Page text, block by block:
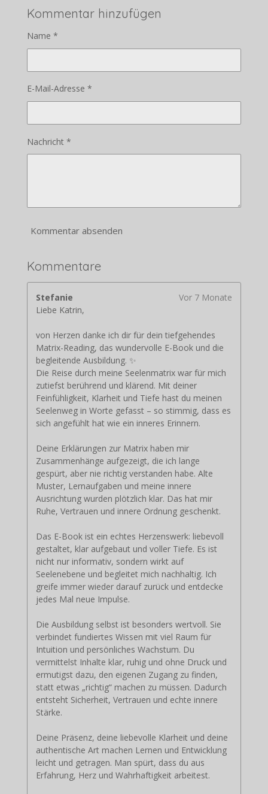
Kommentar hinzufügen
Name *
E-Mail-Adresse *
Nachricht *
Kommentar absenden
Kommentare
Stefanie
Vor 7 Monate
Liebe Katrin,
von Herzen danke ich dir für dein tiefgehendes
Matrix-Reading, das wundervolle E-Book und die
begleitende Ausbildung. ✨
Die Reise durch meine Seelenmatrix war für mich
zutiefst berührend und klärend. Mit deiner
Feinfühligkeit, Klarheit und Tiefe hast du meinen
Seelenweg in Worte gefasst – so stimmig, dass es
sich angefühlt hat wie ein inneres Erinnern.
Deine Erklärungen zur Matrix haben mir
Zusammenhänge aufgezeigt, die ich lange
gespürt, aber nie richtig verstanden habe. Alte
Muster, Lernaufgaben und meine innere
Ausrichtung wurden plötzlich klar. Das hat mir
Ruhe, Vertrauen und innere Ordnung geschenkt.
Das E-Book ist ein echtes Herzenswerk: liebevoll
gestaltet, klar aufgebaut und voller Tiefe. Es ist
nicht nur informativ, sondern wirkt auf
Seelenebene und begleitet mich nachhaltig. Ich
greife immer wieder darauf zurück und entdecke
jedes Mal neue Impulse.
Die Ausbildung selbst ist besonders wertvoll. Sie
verbindet fundiertes Wissen mit viel Raum für
Intuition und persönliches Wachstum. Du
vermittelst Inhalte klar, ruhig und ohne Druck und
ermutigst dazu, den eigenen Zugang zu finden,
statt etwas „richtig“ machen zu müssen. Dadurch
entsteht Sicherheit, Vertrauen und echte innere
Stärke.
Deine Präsenz, deine liebevolle Klarheit und deine
authentische Art machen Lernen und Entwicklung
leicht und getragen. Man spürt, dass du aus
Erfahrung, Herz und Wahrhaftigkeit arbeitest.